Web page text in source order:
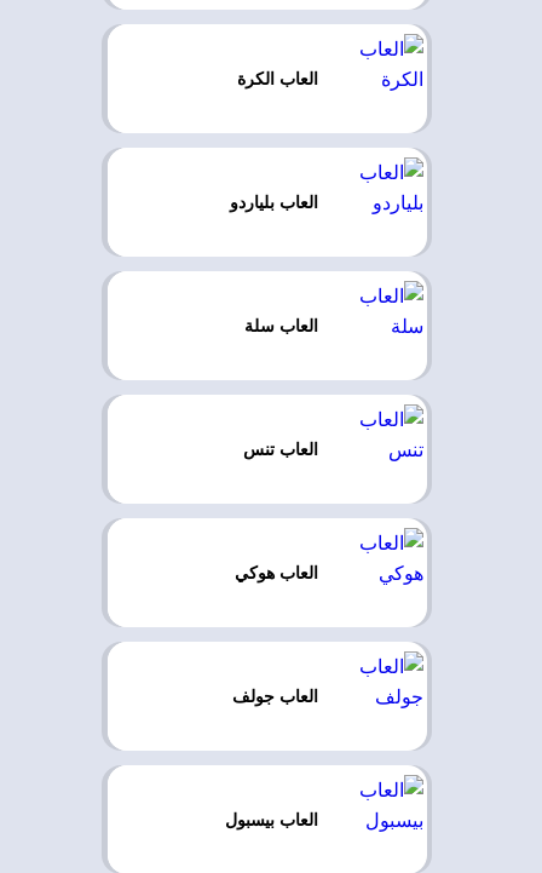
العاب الكرة
العاب بلياردو
العاب سلة
العاب تنس
العاب هوكي
العاب جولف
العاب بيسبول